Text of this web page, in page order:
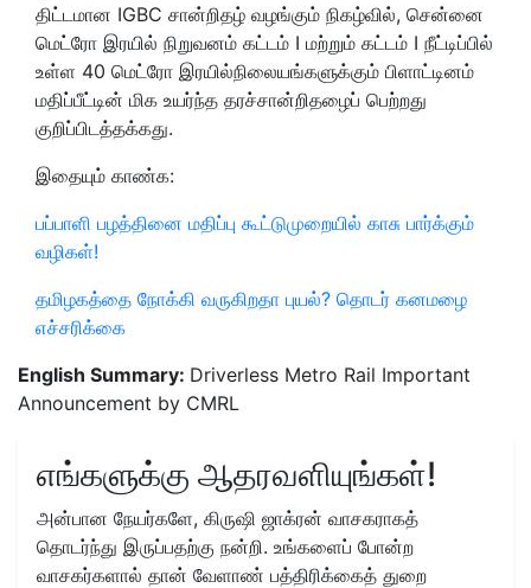
திட்டமான IGBC சான்றிதழ் வழங்கும் நிகழ்வில், சென்னை
மெட்ரோ இரயில் நிறுவனம் கட்டம் I மற்றும் கட்டம் I நீட்டிப்பில்
உள்ள 40 மெட்ரோ இரயில்நிலையங்களுக்கும் பிளாட்டினம்
மதிப்பீட்டின் மிக உயர்ந்த தரச்சான்றிதழைப் பெற்றது
குறிப்பிடத்தக்கது.
இதையும் காண்க:
பப்பாளி பழத்தினை மதிப்பு கூட்டுமுறையில் காசு பார்க்கும்
வழிகள்!
தமிழகத்தை நோக்கி வருகிறதா புயல்? தொடர் கனமழை
எச்சரிக்கை
English Summary: Driverless Metro Rail Important
Announcement by CMRL
எங்களுக்கு ஆதரவளியுங்கள்!
அன்பான நேயர்களே, கிருஷி ஜாக்ரன் வாசகராகத்
தொடர்ந்து இருப்பதற்கு நன்றி. உங்களைப் போன்ற
வாசகர்களால் தான் வேளாண் பத்திரிக்கைத் துறை